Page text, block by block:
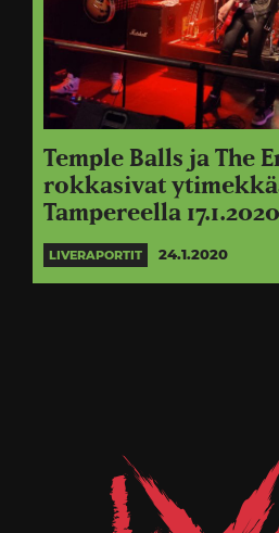
Temple Balls ja The
rokkasivat
Tampereella 17.1.2020
LIVERAPORTIT 24.1.2020